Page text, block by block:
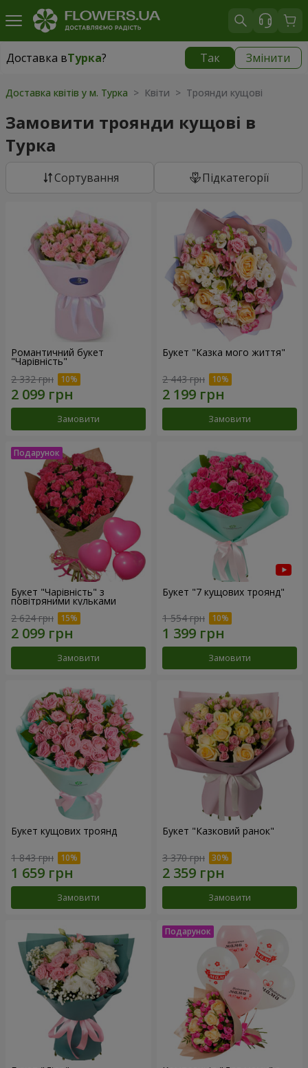
Доставка вТурка? Так Змінити
Доставка вТурка
Доставка квітів у м. Турка > Квіти > Троянди кущові
Замовити троянди кущові в
Турка
Сортування Підкатегорії
Романтичний букет
"Чарівність"
2 332 грн
Замовити
Букет "Казка мого життя"
2 443 грн
Замовити
Букет "Чарівність" з
повітряними кульками
2 624 грн
Замовити
Букет "7 кущових троянд"
1 554 грн
Замовити
Букет кущових троянд
1 843 грн
Замовити
Букет "Казковий ранок"
3 370 грн
Замовити